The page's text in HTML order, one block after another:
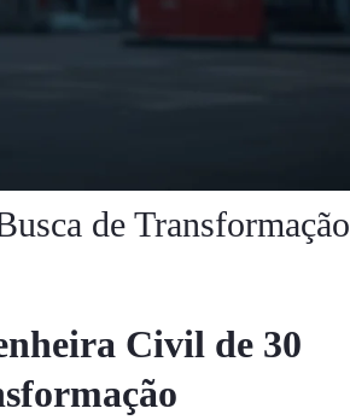
de Transformação
Civil de 30